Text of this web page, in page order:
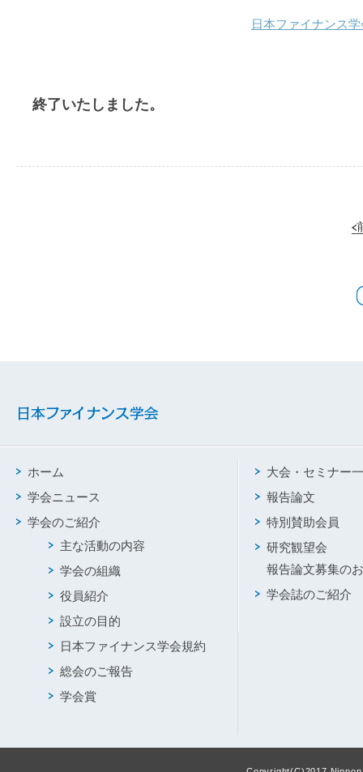
日本ファイナンス
終了いたしました。
ホーム
学会ニュース
学会のご紹介
主な活動の内容
学会の組織
役員紹介
設立の目的
日本ファイナンス学会規約
総会のご報告
学会賞
大会・セミナー
報告論文
特別賛助会員
研究観望会
報告論文募集の
学会誌のご紹介